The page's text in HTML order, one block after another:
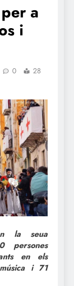
a
i
0
28
la seua
persones
en els
i 71